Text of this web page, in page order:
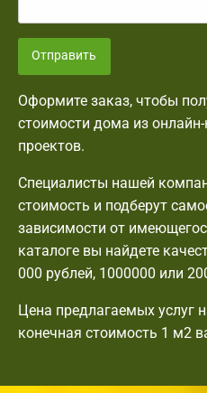
Отправить
Оформите заказ, чтобы
стоимости дома из
проектов.
Специалисты нашей
стоимость и подберут
зависимости от
каталоге вы найдете
000 рублей, 1000000 или
Цена предлагаемых услуг
конечная стоимость 1 м2